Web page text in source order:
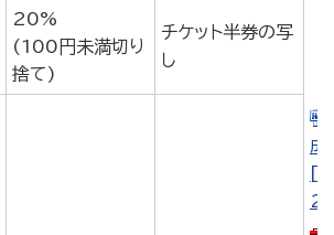
成
20%
(100円未満切り
捨て)
チケット半券の写
し